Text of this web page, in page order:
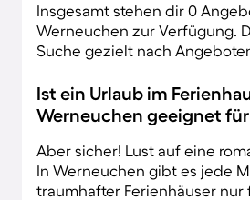
Insgesamt stehen dir 0
Werneuchen zur Verfügung.
Suche gezielt nach
Ist ein Urlaub im
Werneuchen geeignet für
Aber sicher! Lust auf eine
In Werneuchen gibt es jede
traumhafter Ferienhäuser nur